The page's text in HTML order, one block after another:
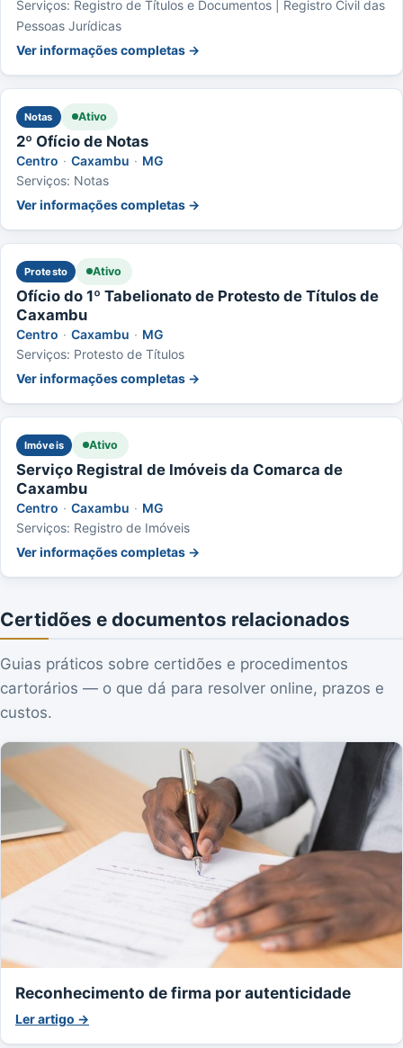
Serviços: Registro de Títulos e Documentos | Registro Civil das
Pessoas Jurídicas
Ver informações completas →
Notas Ativo
2º Ofício de Notas
Centro · Caxambu · MG
Serviços: Notas
Ver informações completas →
Protesto Ativo
Ofício do 1º Tabelionato de Protesto de Títulos de
Caxambu
Centro · Caxambu · MG
Serviços: Protesto de Títulos
Ver informações completas →
Imóveis Ativo
Serviço Registral de Imóveis da Comarca de
Caxambu
Centro · Caxambu · MG
Serviços: Registro de Imóveis
Ver informações completas →
Certidões e documentos relacionados
Guias práticos sobre certidões e procedimentos
cartorários — o que dá para resolver online, prazos e
custos.
Reconhecimento de firma por autenticidade
Ler artigo →